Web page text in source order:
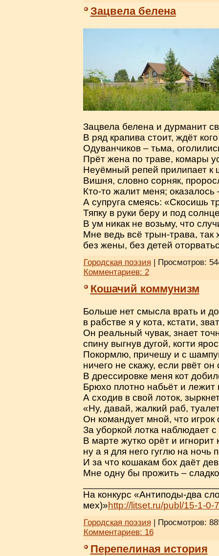
Зацвела белена
Зацвела белена и дурманит
В ряд крапива стоит, ждёт
Одуванчиков – тьма,
Прёт жена по траве, комары
Неуёмный репей прилипает к
Вишня, словно сорняк,
Кто-то жалит меня;
А супруга смеясь: «Скосишь
Тяпку в руки беру и под
В ум никак не возьму, что
Мне ведь всё трын-трава, так
без жены, без детей
Городская поэзия | Просмотров:
Комментариев: 2
Кошачий коммунизм
Больше нет смысла врать и
в рабстве я у кота, кстати,
Он реальный чувак, знает
спину выгнув дугой, когти
Покормлю, причешу и с
ничего не скажу, если рвёт он
В дрессировке меня кот
Брюхо плотно набьёт и лежит
А сходив в свой лоток,
«Ну, давай, жалкий раб,
Он командует мной, что
За уборкой лотка наблюдает
В марте жутко орёт и игнорит
ну а я для него гуглю на ночь
И за что кошакам бох даёт
Мне одну бы прожить –
На конкурс «Антиподы-два
мех)»http://litset.ru/publ/15-1-0-
Городская поэзия | Просмотров:
Комментариев: 16
Перепелиная история